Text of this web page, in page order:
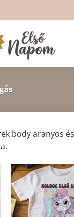
body aranyos